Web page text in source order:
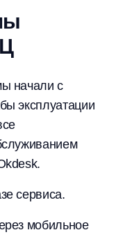
начали с
эксплуатации
сервиса.
мобильное